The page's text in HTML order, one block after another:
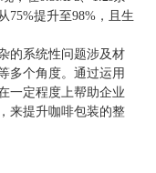
75%提升至98%，且生
系统性问题涉及材
多个角度。通过运用
一定程度上帮助企业
来提升咖啡包装的整